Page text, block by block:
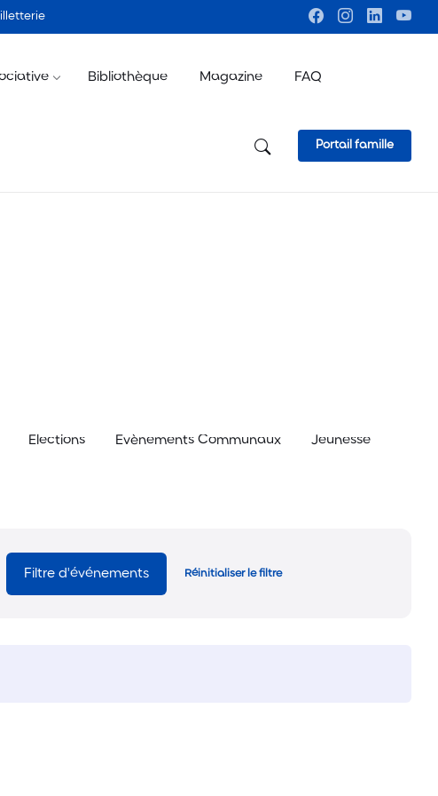
Bibliothèque Magazine FAQ
Portail famille
Elections Evènements Communaux Jeunesse
Filtre d'événements Réinitialiser le filtre